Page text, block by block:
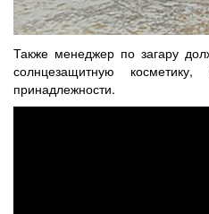
Также менеджер по загару
солнцезащитную
принадлежности.